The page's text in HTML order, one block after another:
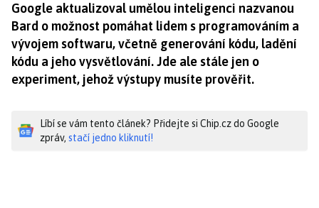
Google aktualizoval umělou inteligenci nazvanou
Bard o možnost pomáhat lidem s programováním a
vývojem softwaru, včetně generování kódu, ladění
kódu a jeho vysvětlování. Jde ale stále jen o
experiment, jehož výstupy musíte prověřit.
Líbí se vám tento článek? Přidejte si Chip.cz do Google
zpráv, stačí jedno kliknutí!